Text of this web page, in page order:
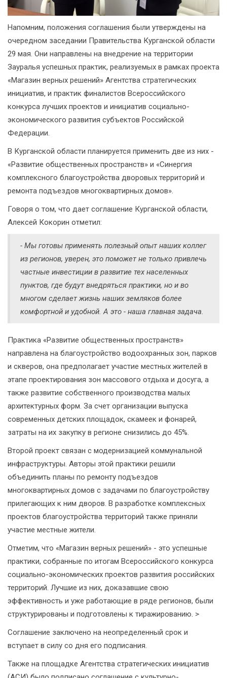
Напомним, положения соглашения были утверждены на
очередном заседании Правительства Курганской области
29 мая. Они направлены на внедрение на территории
Зауралья успешных практик, реализуемых в рамках проекта
«Магазин верных решений» Агентства стратегических
инициатив, и практик финалистов Всероссийского
конкурса лучших проектов и инициатив социально-
экономического развития субъектов Российской
Федерации.
В Курганской области планируется применить две из них -
«Развитие общественных пространств» и «Синергия
комплексного благоустройства дворовых территорий и
ремонта подъездов многоквартирных домов».
Говоря о том, что дает соглашение Курганской области,
Алексей Кокорин отметил:
- Мы готовы применять полезный опыт наших коллег
из регионов, уверен, это поможет не только привлечь
частные инвестиции в развитие тех населенных
пунктов, где будут внедряться практики, но и во
многом сделает жизнь наших земляков более
комфортной и удобной. А это - наша главная задача.
Практика «Развитие общественных пространств»
направлена на благоустройство водоохранных зон, парков
и скверов, она предполагает участие местных жителей в
этапе проектирования зон массового отдыха и досуга, а
также развитие собственного производства малых
архитектурных форм. За счет организации выпуска
современных детских площадок, скамеек и фонарей,
затраты на их закупку в регионе снизились до 45%.
Второй проект связан с модернизацией коммунальной
инфраструктуры. Авторы этой практики решили
объединить планы по ремонту подъездов
многоквартирных домов с задачами по благоустройству
прилегающих к ним дворов. В разработке комплексных
проектов благоустройства территорий также приняли
участие местные жители.
Отметим, что «Магазин верных решений» - это успешные
практики, собранные по итогам Всероссийского конкурса
социально-экономических проектов развития российских
территорий. Лучшие из них, доказавшие свою
эффективность и уже работающие в ряде регионов, были
структурированы и подготовлены к тиражированию. >
Соглашение заключено на неопределенный срок и
вступает в силу со дня его подписания.
Также на площадке Агентства стратегических инициатив